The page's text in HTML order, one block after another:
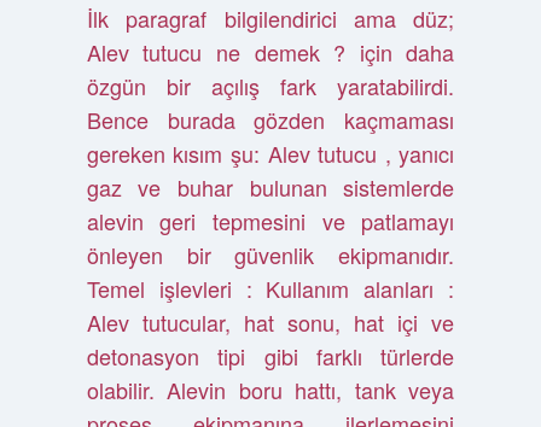
İlk paragraf bilgilendirici ama düz;
Alev tutucu ne demek ? için daha
özgün bir açılış fark yaratabilirdi.
Bence burada gözden kaçmaması
gereken kısım şu: Alev tutucu , yanıcı
gaz ve buhar bulunan sistemlerde
alevin geri tepmesini ve patlamayı
önleyen bir güvenlik ekipmanıdır.
Temel işlevleri : Kullanım alanları :
Alev tutucular, hat sonu, hat içi ve
detonasyon tipi gibi farklı türlerde
olabilir. Alevin boru hattı, tank veya